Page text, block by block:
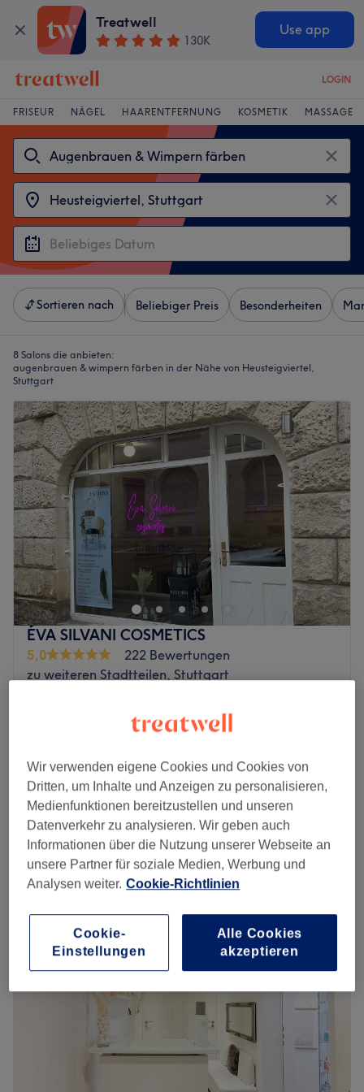
Treatwell
130K
Use app
LOGIN
FRISEUR NÄGEL HAARENTFERNUNG KOSMETIK MASSAGE
Sortieren nach Beliebiger Preis Besonderheiten
8 Salons die anbieten:
augenbrauen & wimpern färben in der Nähe von Heusteigviertel,
Stuttgart
ÉVA SILVANI COSMETICS
5,0
222 Bewertungen
zu weiteren Stadtteilen, Stuttgart
Augenbrauen färben
15 Min.
Augenbrauen färben & zupfen
15 Min.
Schnellansicht Saloninfos
Montag
Dienstag
10:00–19:00
Mittwoch
10:00–19:00
Donnerstag
10:00–19:00
Freitag
10:00–19:00
Samstag
10:00–19:00
Geschlossen
Éva Silvani cosmetics - für die beste Version deiner Selbst
Genieße in angenehmer Atmosphäre professionelle
Wir verwenden eigene Cookies und Cookies von
Dritten, um Inhalte und Anzeigen zu personalisieren,
Medienfunktionen bereitzustellen und unseren
Datenverkehr zu analysieren. Wir geben auch
Informationen über die Nutzung unserer Webseite an
unsere Partner für soziale Medien, Werbung und
Analysen weiter. Cookie-Richtlinien
Cookie-
Einstellungen
Alle Cookies
akzeptieren